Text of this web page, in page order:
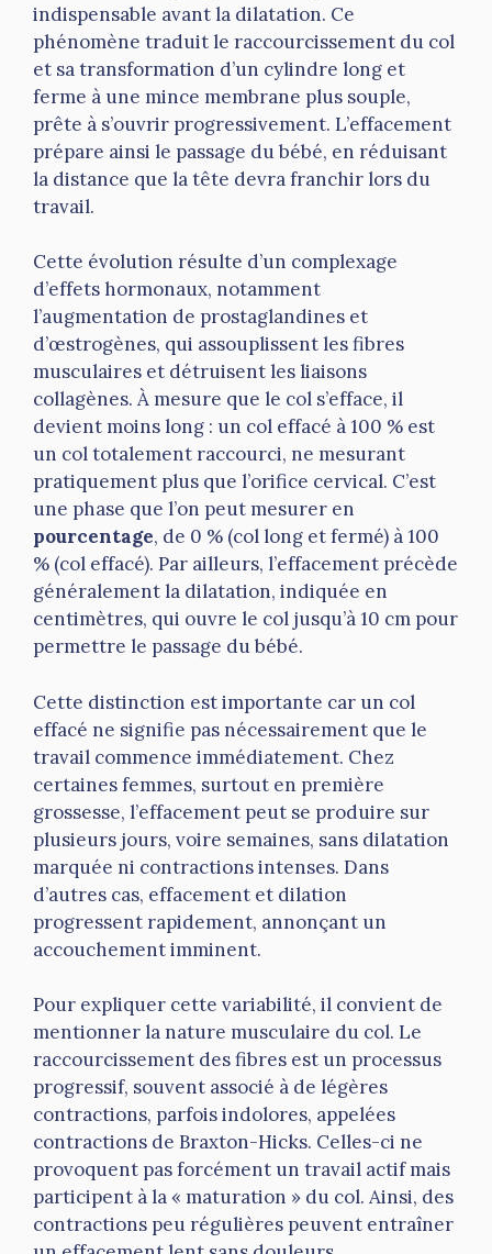
indispensable avant la dilatation. Ce
phénomène traduit le raccourcissement du col
et sa transformation d’un cylindre long et
ferme à une mince membrane plus souple,
prête à s’ouvrir progressivement. L’effacement
prépare ainsi le passage du bébé, en réduisant
la distance que la tête devra franchir lors du
travail.
Cette évolution résulte d’un complexage
d’effets hormonaux, notamment
l’augmentation de prostaglandines et
d’œstrogènes, qui assouplissent les fibres
musculaires et détruisent les liaisons
collagènes. À mesure que le col s’efface, il
devient moins long : un col effacé à 100 % est
un col totalement raccourci, ne mesurant
pratiquement plus que l’orifice cervical. C’est
une phase que l’on peut mesurer en
pourcentage, de 0 % (col long et fermé) à 100
% (col effacé). Par ailleurs, l’effacement précède
généralement la dilatation, indiquée en
centimètres, qui ouvre le col jusqu’à 10 cm pour
permettre le passage du bébé.
Cette distinction est importante car un col
effacé ne signifie pas nécessairement que le
travail commence immédiatement. Chez
certaines femmes, surtout en première
grossesse, l’effacement peut se produire sur
plusieurs jours, voire semaines, sans dilatation
marquée ni contractions intenses. Dans
d’autres cas, effacement et dilation
progressent rapidement, annonçant un
accouchement imminent.
Pour expliquer cette variabilité, il convient de
mentionner la nature musculaire du col. Le
raccourcissement des fibres est un processus
progressif, souvent associé à de légères
contractions, parfois indolores, appelées
contractions de Braxton-Hicks. Celles-ci ne
provoquent pas forcément un travail actif mais
participent à la « maturation » du col. Ainsi, des
contractions peu régulières peuvent entraîner